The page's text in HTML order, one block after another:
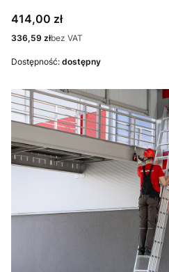
Cena
414,00 zł
Cena
336,59 złbez VAT
Dostępność: dostępny